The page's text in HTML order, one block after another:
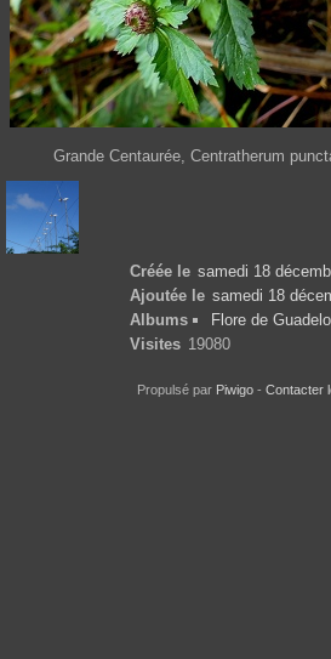
Grande Centaurée, Centratherum
Créée le samedi 18
Ajoutée le samedi 18
Albums
Flore de
Visites 19080
Propulsé par Piwigo - Contacter